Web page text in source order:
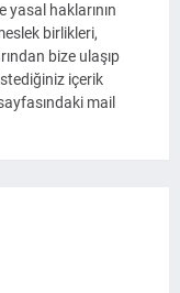
yasal haklarının
birlikleri,
bize ulaşıp
içerik
mail